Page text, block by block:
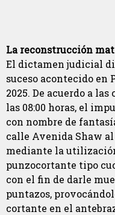
La reconstrucción
El dictamen judicial
suceso acontecido en
2025. De acuerdo a
las 08:00 horas, el
con nombre de
calle Avenida Shaw
mediante la
punzocortante tipo
con el fin de darle
puntazos,
cortante en el